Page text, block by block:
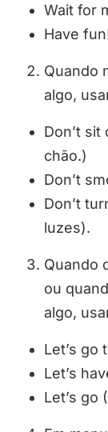
Wait for
Have
Quando
algo,
Don’t
chão.)
Don’t
Don’t
luzes).
Quando
ou
algo,
Let’s go
Let’s
Let’s go